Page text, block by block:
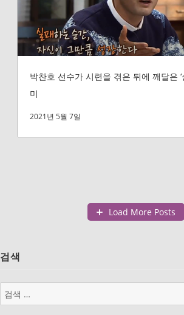
박찬호 선수가 시련을 겪은 뒤에 깨달은 ‘
미
2021년 5월 7일
Load More Posts
검색
검
색: